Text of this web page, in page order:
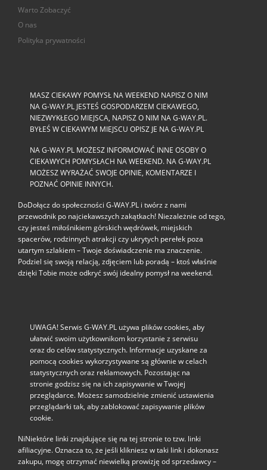
Warto Zobaczyć
O nas
Polityka prywatności
MASZ CIEKAWY POMYSŁ NA WEEKEND NAPISZ O NIM
NA G-WAY.PL JESTEŚ GOSPODARZEM CIEKAWEGO,
NIEZWYKŁEGO MIEJSCA, NAPISZ O NIM NA G-WAY.PL.
BYŁEŚ W CIEKAWYM MIEJSCU OPISZ JE NA G-WAY.PL
NA G-WAY.PL MOŻESZ INFORMOWAĆ INNE OSOBY O
CIEKAWYCH POMYSŁACH NA WEEKEND. NA G-WAY.PL
MOŻESZ WYRAŻAĆ SWOJE OPINIE, KOMENTARZE I
POZNAĆ OPINIE INNYCH.
DoDołącz do społeczności G‑WAY.PL i twórz z nami
przewodnik po najciekawszych zakątkach! Niezależnie od tego,
czy jesteś miłośnikiem górskich wędrówek, miejskich
spacerów, rodzinnych atrakcji czy ukrytych perełek poza
utartym szlakiem – Twoje doświadczenie ma znaczenie.
Podziel się swoją relacją, zdjęciem lub poradą – ktoś właśnie
dzięki Tobie może odkryć swój idealny pomysł na weekend.
UWAGA! Serwis G-WAY.PL używa plików cookies, aby
ułatwić swoim użytkownikom korzystanie z serwisu
oraz do celów statystycznych. Informacje uzyskane za
pomocą cookies wykorzystywane są głównie w celach
statystycznych oraz reklamowych. Pozostając na
stronie godzisz się na ich zapisywanie w Twojej
przeglądarce. Możesz samodzielnie zmienić ustawienia
przeglądarki tak, aby zablokować zapisywanie plików
cookie.
NiNiektóre linki znajdujące się na tej stronie to tzw. linki
afiliacyjne. Oznacza to, że jeśli klikniesz w taki link i dokonasz
zakupu, mogę otrzymać niewielką prowizję od sprzedawcy –